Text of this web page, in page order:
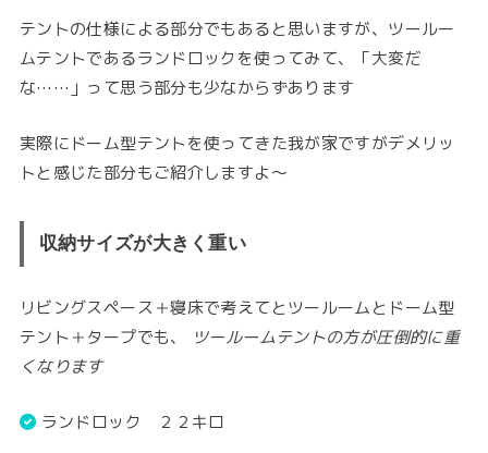
テントの仕様による部分でもあると思いますが、ツールー
ムテントであるランドロックを使ってみて、「大変だ
な……」って思う部分も少なからずあります
実際にドーム型テントを使ってきた我が家ですがデメリッ
トと感じた部分もご紹介しますよ〜
収納サイズが大きく重い
リビングスペース＋寝床で考えてとツールームとドーム型
テント＋タープでも、
ツールームテントの方が圧倒的に重
くなります
ランドロック ２２キロ